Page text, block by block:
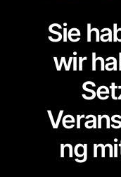
Sie
wir
ng